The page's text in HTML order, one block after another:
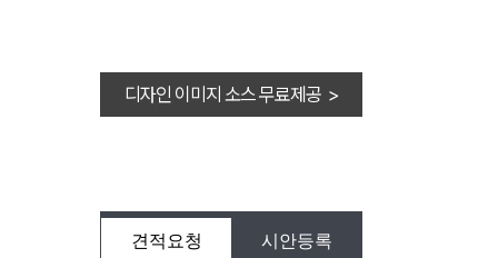
디자인 이미지 소스 무료제공 >
견적요청 시안등록